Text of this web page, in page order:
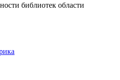
библиотек области